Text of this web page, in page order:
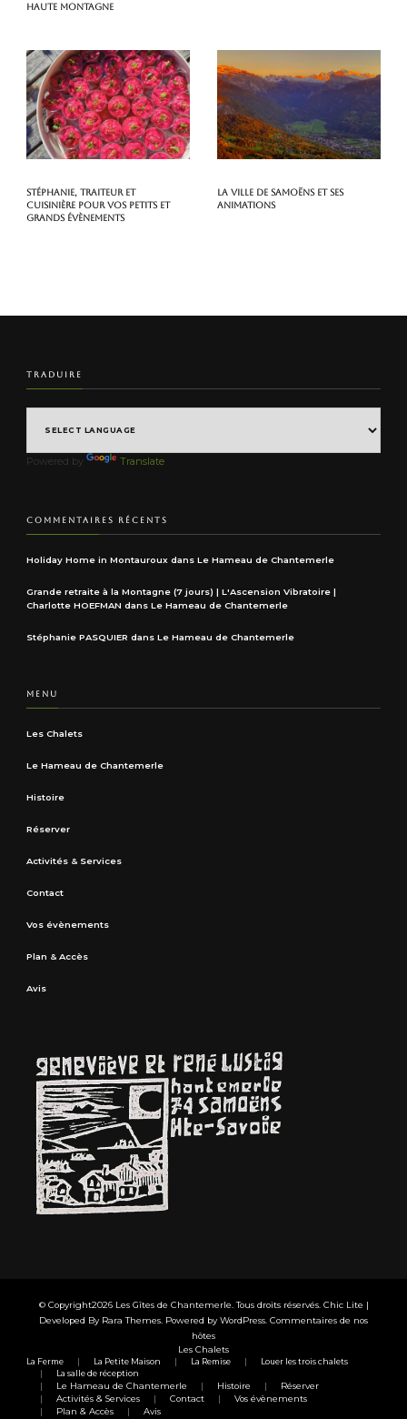
haute montagne
Stéphanie, traiteur et
cuisinière pour vos petits et
grands évènements
La ville de Samoëns et ses
animations
TRADUIRE
Powered by Translate
COMMENTAIRES RÉCENTS
Holiday Home in Montauroux dans Le Hameau de Chantemerle
Grande retraite à la Montagne (7 jours) | L'Ascension Vibratoire |
Charlotte HOEFMAN dans Le Hameau de Chantemerle
Stéphanie PASQUIER dans Le Hameau de Chantemerle
MENU
Les Chalets
Le Hameau de Chantemerle
Histoire
Réserver
Activités & Services
Contact
Vos évènements
Plan & Accès
Avis
© Copyright2026 Les Gîtes de Chantemerle . Tous droits réservés. Chic Lite |
Developed By Rara Themes . Powered by WordPress Commentaires de nos
hôtes
Les Chalets
La Ferme La Petite Maison La Remise
Louer les trois chalets
La salle de réception
Le Hameau de Chantemerle Histoire
Réserver
Activités & Services
Contact
Vos évènements
Plan & Accès
Avis